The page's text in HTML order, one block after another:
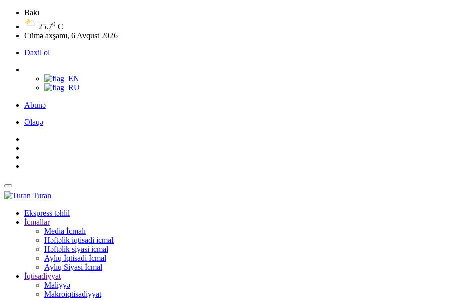
Bakı
25.70 C
Cümə axşamı, 6 Avqust 2026
Daxil ol
Abunə
Əlaqə
Turan
Ekspress təhlil
İcmallar
Media İcmalı
Həftəlik iqtisadi icmal
Həftəlik siyasi icmal
Aylıq İqtisadi İcmal
Aylıq Siyasi İcmal
İqtisadiyyat
Maliyyə
Makroiqtisadiyyat